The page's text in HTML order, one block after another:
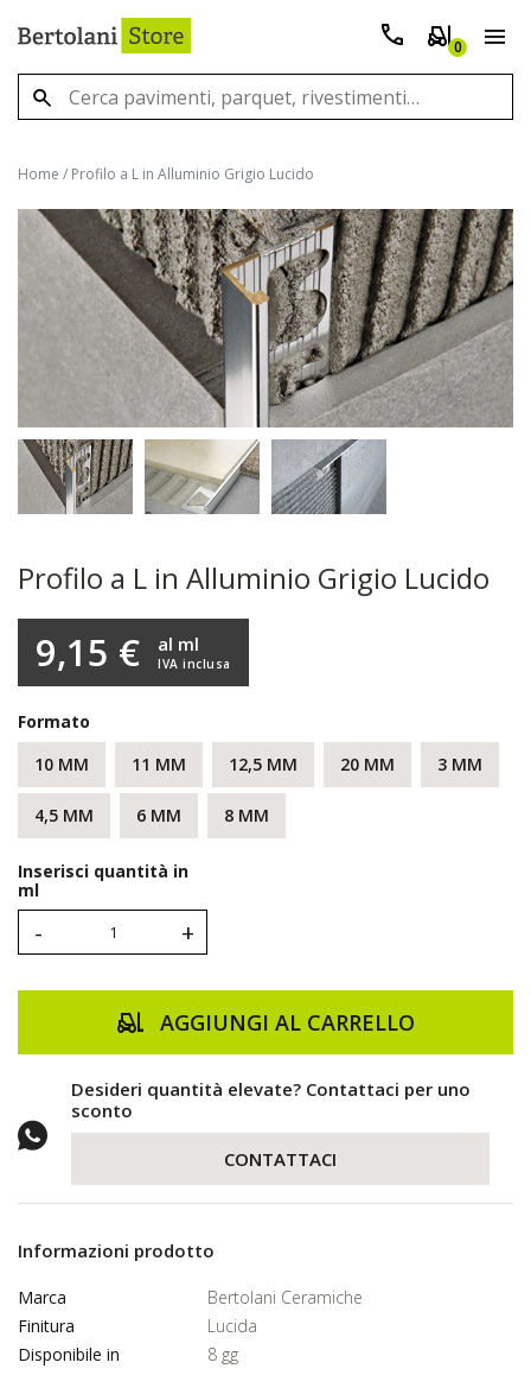
0
Home / Profilo a L in Alluminio Grigio Lucido
Profilo a L in Alluminio Grigio Lucido
9,15 € IVA inclusa
al ml
Formato
10 MM
11 MM 12,5 MM 20 MM 3 MM
4,5 MM 6 MM 8 MM
Inserisci quantità in
ml
- +
AGGIUNGI AL CARRELLO
Desideri quantità elevate? Contattaci per uno
sconto
CONTATTACI
Informazioni prodotto
Marca
Bertolani Ceramiche
Finitura
Lucida
Disponibile in
8 gg